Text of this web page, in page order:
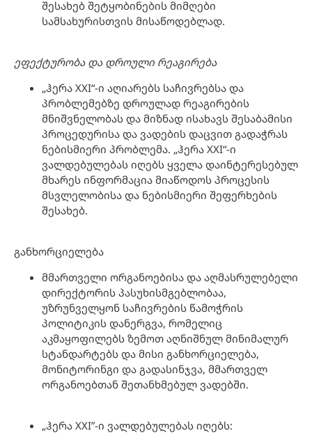
შესახებ შეტყობინების მიმღები
სამსახურისთვის მისაწოდებლად.
ეფექტურობა და დროული რეაგირება
„ჰერა XXI“-ი აღიარებს საჩივრებსა და
პრობლემებზე დროულად რეაგირების
მნიშვნელობას და მიზნად ისახავს შესაბამისი
პროცედურისა და ვადების დაცვით გადაჭრას
ნებისმიერი პრობლემა. „ჰერა XXI“-ი
ვალდებულებას იღებს ყველა დაინტერესებულ
მხარეს ინფორმაცია მიაწოდოს პროცესის
მსვლელობისა და ნებისმიერი შეფერხების
შესახებ.
განხორციელება
მმართველი ორგანოებისა და აღმასრულებელი
დირექტორის პასუხისმგებლობაა,
უზრუნველყონ საჩივრების წამოჭრის
პოლიტიკის დანერგვა, რომელიც
აკმაყოფილებს ზემოთ აღნიშნულ მინიმალურ
სტანდარტებს და მისი განხორციელება,
მონიტორინგი და გადასინჯვა, მმართველ
ორგანოებთან შეთანხმებულ ვადებში.
„ჰერა XXI”-ი ვალდებულებას იღებს: